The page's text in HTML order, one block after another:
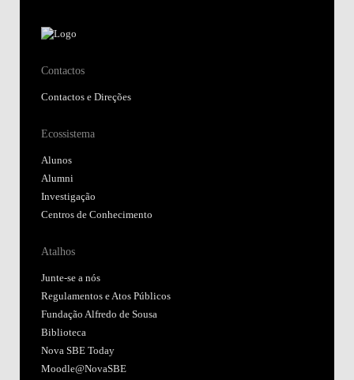
Contactos
Contactos e Direções
Ecossistema
Alunos
Alumni
Investigação
Centros de Conhecimento
Atalhos
Junte-se a nós
Regulamentos e Atos Públicos
Fundação Alfredo de Sousa
Biblioteca
Nova SBE Today
Moodle@NovaSBE